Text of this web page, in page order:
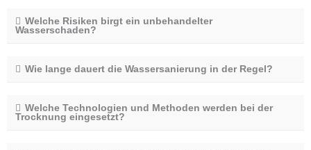
Welche Risiken birgt ein unbehandelter
Wasserschaden?
Wie lange dauert die Wassersanierung in der Regel?
Welche Technologien und Methoden werden bei der
Trocknung eingesetzt?